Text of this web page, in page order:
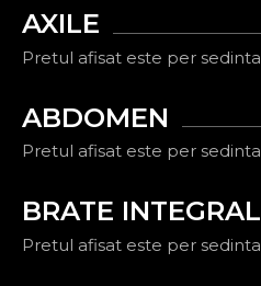
AXILE
Pretul afisat este per sedinta
ABDOMEN
Pretul afisat este per sedinta
BRATE INTEGRAL
Pretul afisat este per sedinta